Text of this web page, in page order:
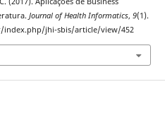
Journal of Health Informatics, 9(1).
index.php/jhi-sbis/article/view/452